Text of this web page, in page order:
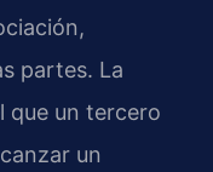
partes. La
que un tercero
un